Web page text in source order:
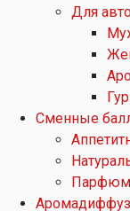
Для
Сменные